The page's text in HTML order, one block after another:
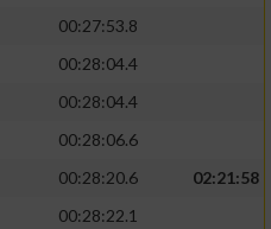
00:27:53.8
00:28:04.4
00:28:04.4
00:28:06.6
00:28:20.6
02:21:58
00:28:22.1